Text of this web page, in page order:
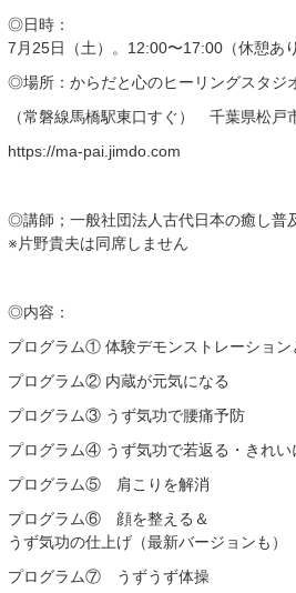
◎日時：
7月25日（土）。12:00〜17:00（休憩あり
◎場所：からだと心のヒーリングスタ
（常磐線馬橋駅東口すぐ） 千葉県松
https://ma-pai.jimdo.com
◎講師；一般社団法人古代日本の癒し普
※片野貴夫は同席しません
◎内容：
プログラム① 体験デモンストレーション
プログラム② 内蔵が元気になる
プログラム③ うず気功で腰痛予防
プログラム④ うず気功で若返る・きれい
プログラム⑤ 肩こりを解消
プログラム⑥ 顔を整える＆
うず気功の仕上げ（最新バージョンも）
プログラム⑦ うずうず体操